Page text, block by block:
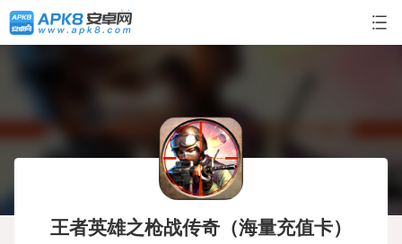
王者英雄之枪战传奇（海量充值卡）